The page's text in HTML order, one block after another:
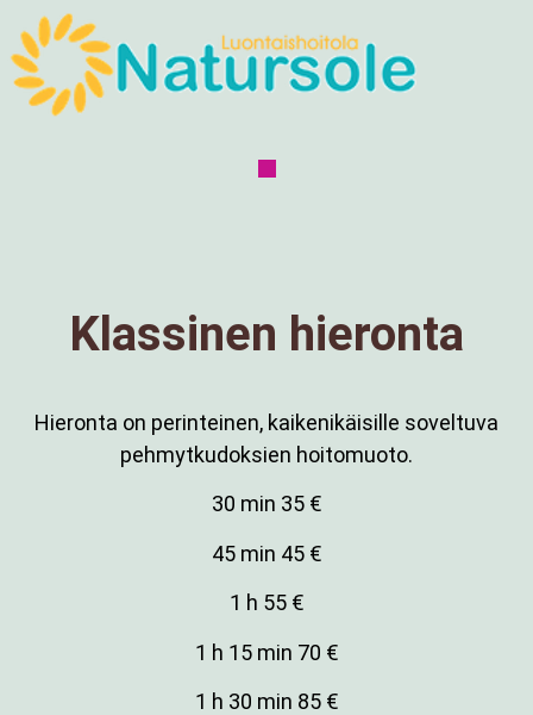
Klassinen hieronta
Hieronta on perinteinen, kaikenikäisille soveltuva
pehmytkudoksien hoitomuoto.
30 min 35 €
45 min 45 €
1 h 55 €
1 h 15 min 70 €
1 h 30 min 85 €